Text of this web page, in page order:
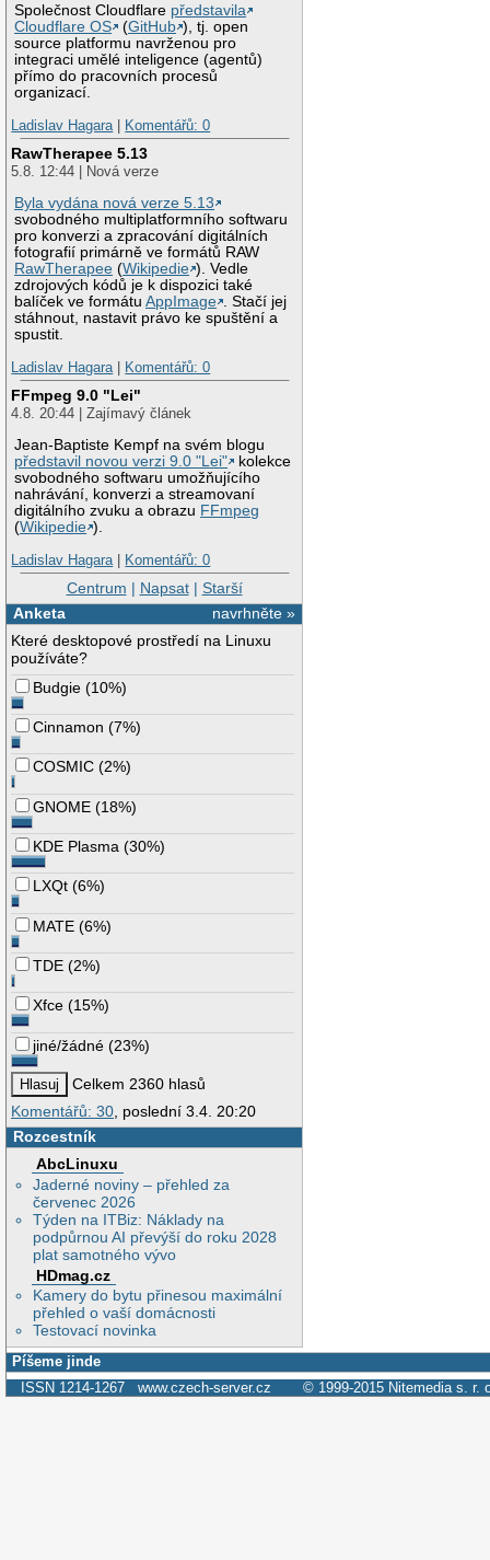
Společnost Cloudflare představila
Cloudflare OS
(GitHub ), tj. open
source platformu navrženou pro
integraci umělé inteligence (agentů)
přímo do pracovních procesů
organizací.
Ladislav Hagara | Komentářů: 0
RawTherapee 5.13
5.8. 12:44 | Nová verze
Byla vydána nová verze 5.13
svobodného multiplatformního softwaru
pro konverzi a zpracování digitálních
fotografií primárně ve formátů RAW
RawTherapee (Wikipedie ). Vedle
zdrojových kódů je k dispozici také
balíček ve formátuAppImage
. Stačí jej
stáhnout, nastavit právo ke spuštění a
spustit.
Ladislav Hagara | Komentářů: 0
FFmpeg 9.0 "Lei"
4.8. 20:44 | Zajímavý článek
Jean-Baptiste Kempf na svém blogu
představil novou verzi 9.0 "Lei"
kolekce
svobodného softwaru umožňujícího
nahrávání, konverzi a streamovaní
digitálního zvuku a obrazu FFmpeg
(Wikipedie ).
Ladislav Hagara | Komentářů: 0
Centrum | Napsat| Starší
navrhněte »
Anketa
Které desktopové prostředí na Linuxu
používáte?
Budgie (10%)
Cinnamon (7%)
COSMIC (2%)
GNOME (18%)
KDE Plasma (30%)
LXQt (6%)
MATE (6%)
TDE (2%)
Xfce (15%)
jiné/žádné (23%)
Celkem 2360 hlasů
Komentářů: 30, poslední 3.4. 20:20
Rozcestník
AbcLinuxu
Jaderné noviny – přehled za
červenec 2026
Týden na ITBiz: Náklady na
podpůrnou AI převýší do roku 2028
plat samotného vývo
HDmag.cz
Kamery do bytu přinesou maximální
přehled o vaší domácnosti
Testovací novinka
Píšeme jinde
ISSN 1214-1267 www.czech-server.cz © 1999-2015 Nitemedia s. r.